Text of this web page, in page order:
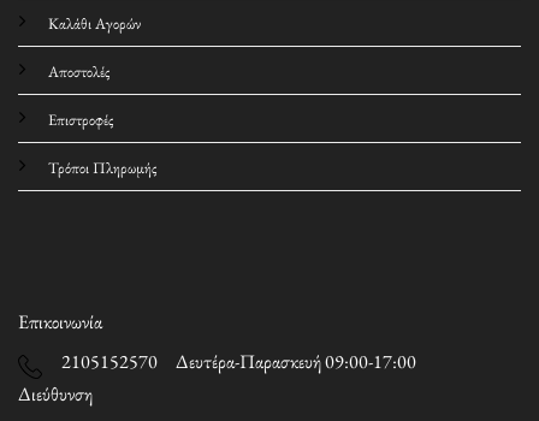
Καλάθι Αγορών
Αποστολές
Επιστροφές
Τρόποι Πληρωμής
Επικοινωνία
2105152570 Δευτέρα-Παρασκευή 09:00-17:00
Διεύθυνση